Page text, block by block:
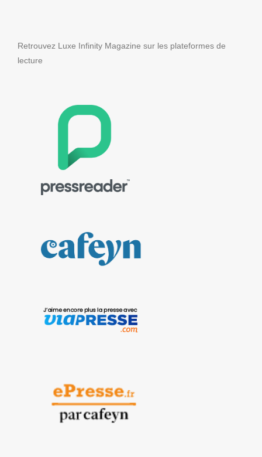
Retrouvez Luxe Infinity Magazine sur les plateformes de
lecture